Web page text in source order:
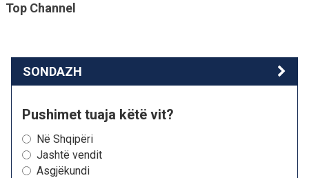
Top Channel
SONDAZH
Pushimet tuaja këtë vit?
Në Shqipëri
Jashtë vendit
Asgjëkundi